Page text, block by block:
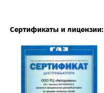
Сертификаты и лицензии: